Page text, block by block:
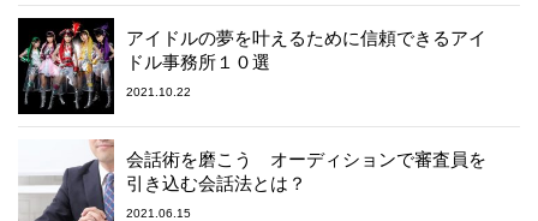
アイドルの夢を叶えるために信頼できるアイ
ドル事務所１０選
2021.10.22
会話術を磨こう オーディションで審査員を
引き込む会話法とは？
2021.06.15